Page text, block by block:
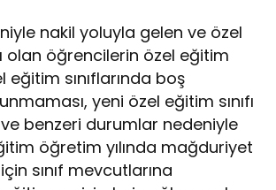
nakil yoluyla gelen ve özel
olan öğrencilerin özel eğitim
eğitim sınıflarında boş
yeni özel eğitim sınıfı
benzeri durumlar nedeniyle
öğretim yılında mağduriyet
sınıf mevcutlarına